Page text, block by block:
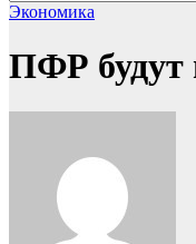
Экономика
ПФР будут